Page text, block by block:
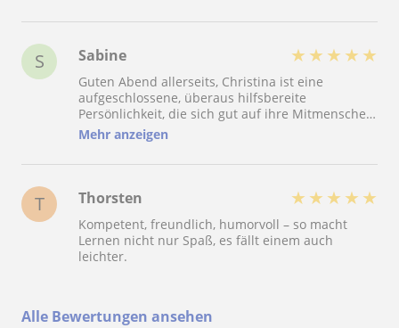
S Sabine ★ ★ ★ ★ ★
Guten Abend allerseits, Christina ist eine
aufgeschlossene, überaus hilfsbereite
Persönlichkeit, die sich gut auf ihre Mitmenschen
einstellt und das Talent besitzt, sie zu motivieren.
Sie erbrachte für uns eine nicht nur
zufriedenstellende, aber ebenso Sehr gute,
Mehr anzeigen
T Thorsten ★ ★ ★ ★ ★
Kompetent, freundlich, humorvoll – so macht
Lernen nicht nur Spaß, es fällt einem auch
leichter.
Alle Bewertungen ansehen